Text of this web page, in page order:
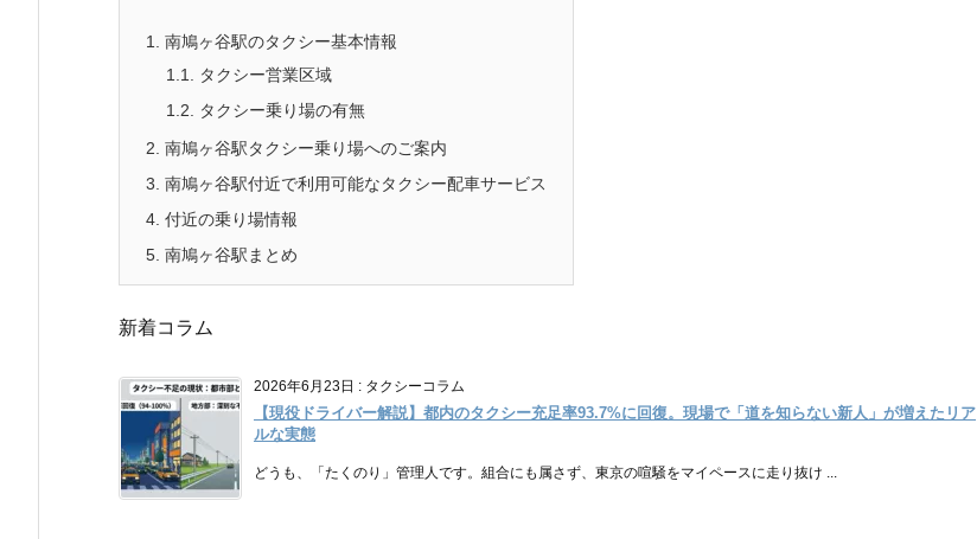
1.
南鳩ヶ谷駅のタクシー基本情報
1.1.
タクシー営業区域
1.2.
タクシー乗り場の有無
2. 南鳩ヶ谷駅タクシー乗り場へのご案内
3. 南鳩ヶ谷駅付近で利用可能なタクシー配車サービス
4. 付近の乗り場情報
5. 南鳩ヶ谷駅まとめ
新着コラム
2026年6月23日 : タクシーコラム
【現役ドライバー解説】都内のタクシー充足率93.7%に回復。現場で「道を知らない新人」が増えたリア
ルな実態
どうも、「たくのり」管理人です。組合にも属さず、東京の喧騒をマイペースに走り抜け ...